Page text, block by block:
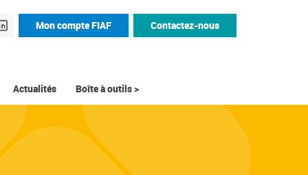
Mon compte FIAF Contactez-nous
Actualités Boîte à outils >